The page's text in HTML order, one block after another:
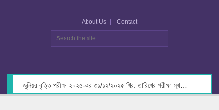
About Us Contact